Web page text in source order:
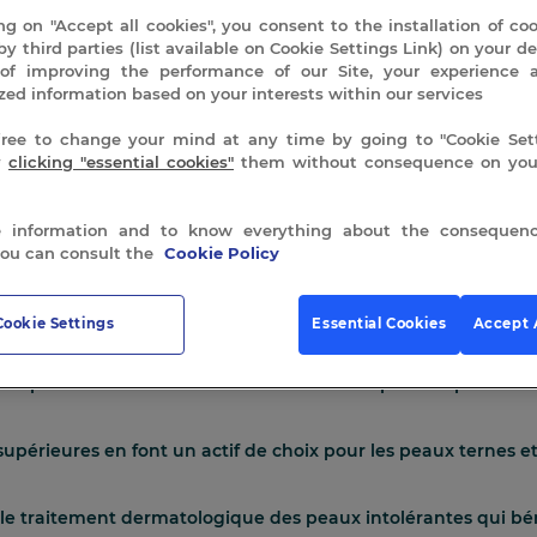
Douche
Soyeux
NEYRAC
quantity
ADD TO CART
cicatrisantes et adoucissantes. Le gel d’aloe
peaux matures et sèches. Cette huile répare les peaux
en font un actif de choix pour les peaux ternes
traitement dermatologique des peaux intolérantes qui
on "Accept all cookies", you consent to the installation of
third parties (list available on Cookie Settings Link) on your
improving the performance of our Site, your experience
information based on your interests within our services
to change your mind at any time by going to "Cookie
clicking "essential cookies" them without consequence on
information and to know everything about the
can consult the Cookie Policy
Settings Essential Cookies Accept